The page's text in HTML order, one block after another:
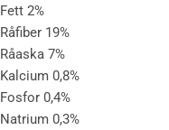
Fett 2%
Råfiber 19%
Råaska 7%
Kalcium 0,8%
Fosfor 0,4%
Natrium 0,3%